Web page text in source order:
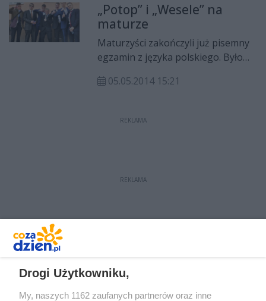
Matematyki" dla klas III.
Współorganizatorem konkursu
była PSP nr 25. Wydarzenie swoim
patronatem objął prezydent
Radomia Radosław Witkowski.
„Potop” i „Wesele” na
maturze
Maturzyści zakończyli już pisemny
egzamin z języka polskiego. Było
problemów przysporzyło
05.05.2014 15:21
REKLAMA
REKLAMA
Drogi Użytkowniku,
My, naszych 1162 zaufanych partnerów oraz inne